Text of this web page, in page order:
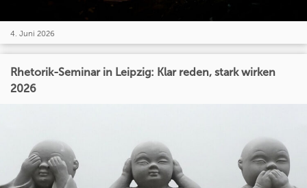
4. Juni 2026
Rhetorik-Seminar in Leipzig: Klar reden, stark wirken
2026